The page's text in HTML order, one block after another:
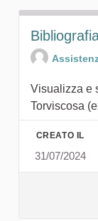
Visualizza e
Torviscosa
CREATO IL
31/07/2024